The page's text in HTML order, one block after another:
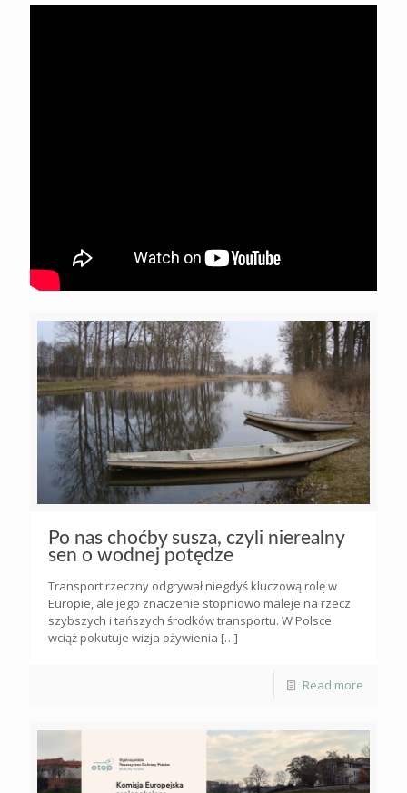
Po nas choćby susza, czyli nierealny
sen o wodnej potędze
Transport rzeczny odgrywał niegdyś kluczową rolę w
Europie, ale jego znaczenie stopniowo maleje na rzecz
szybszych i tańszych środków transportu. W Polsce
wciąż pokutuje wizja ożywienia […]
Read more